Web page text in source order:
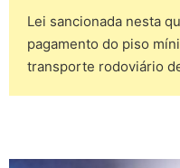
Lei sancionada nesta
pagamento do piso
transporte rodoviário